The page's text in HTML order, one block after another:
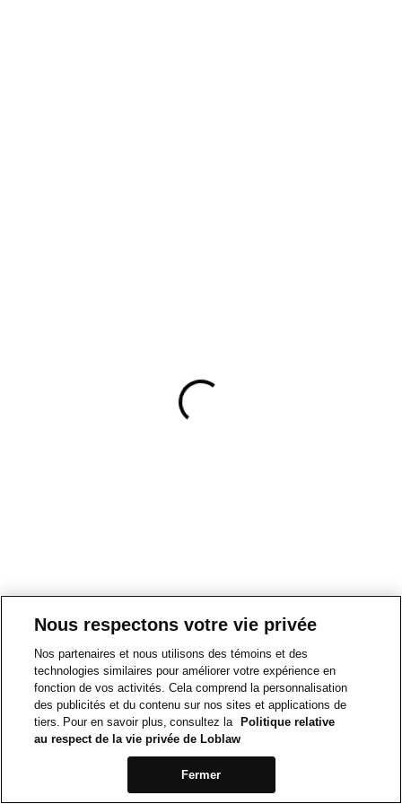
Nous respectons votre vie privée
Nos partenaires et nous utilisons des témoins et des
technologies similaires pour améliorer votre expérience en
fonction de vos activités. Cela comprend la personnalisation
des publicités et du contenu sur nos sites et applications de
tiers. Pour en savoir plus, consultez la
Politique relative
au respect de la vie privée de Loblaw
Fermer